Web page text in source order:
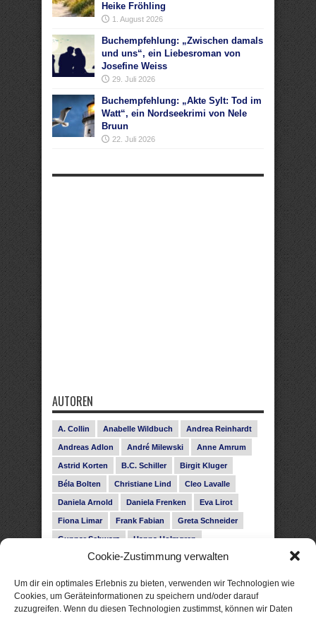
Cookie-Zustimmung verwalten
Um dir ein optimales Erlebnis zu bieten, verwenden wir Technologien wie
Cookies, um Geräteinformationen zu speichern und/oder darauf
zuzugreifen. Wenn du diesen Technologien zustimmst, können wir Daten
Heike Fröhling
1. August 2026
Buchempfehlung: „Zwischen damals
und uns“, ein Liebesroman von
Josefine Weiss
29. Juli 2026
Buchempfehlung: „Akte Sylt: Tod im
Watt“, ein Nordseekrimi von Nele
Bruun
22. Juli 2026
AUTOREN
A. Collin Anabelle Wildbuch Andrea Reinhardt
Andreas Adlon André Milewski Anne Amrum
Astrid Korten B.C. Schiller Birgit Kluger
Béla Bolten Christiane Lind Cleo Lavalle
Daniela Arnold Daniela Frenken Eva Lirot
Fiona Limar Frank Fabian Greta Schneider
Gunnar Schwarz Hanna Holmgren
Heike Fröhling Ina Glahe Ivo Pala J. Vellguth
Leonie Haubrich Lilly Labord Livia Pipes
Malin Blunk Marcus Hünnebeck Martin Krist